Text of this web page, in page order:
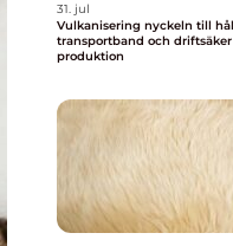
31. jul
Vulkanisering nyckeln till hållbara
transportband och driftsäker
produktion